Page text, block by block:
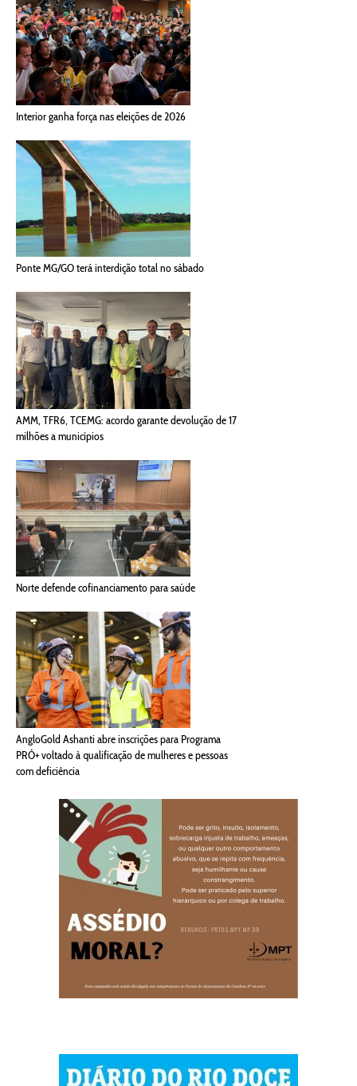
Interior ganha força nas eleições de 2026
Ponte MG/GO terá interdição total no sábado
AMM, TFR6, TCEMG: acordo garante devolução de 17
milhões a municípios
Norte defende cofinanciamento para saúde
AngloGold Ashanti abre inscrições para Programa
PRÓ+ voltado à qualificação de mulheres e pessoas
com deficiência